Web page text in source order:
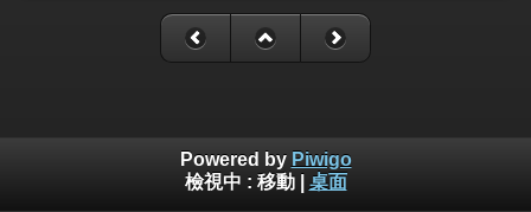
Powered by Piwigo
檢視中 : 移動| 桌面